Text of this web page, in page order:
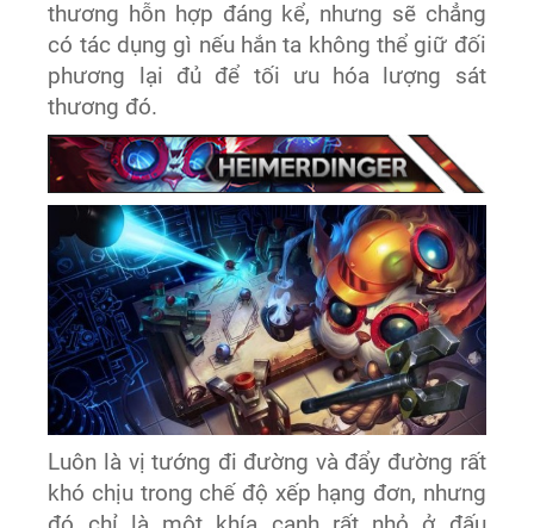
thương hỗn hợp đáng kể, nhưng sẽ chẳng
có tác dụng gì nếu hắn ta không thể giữ đối
phương lại đủ để tối ưu hóa lượng sát
thương đó.
Luôn là vị tướng đi đường và đẩy đường rất
khó chịu trong chế độ xếp hạng đơn, nhưng